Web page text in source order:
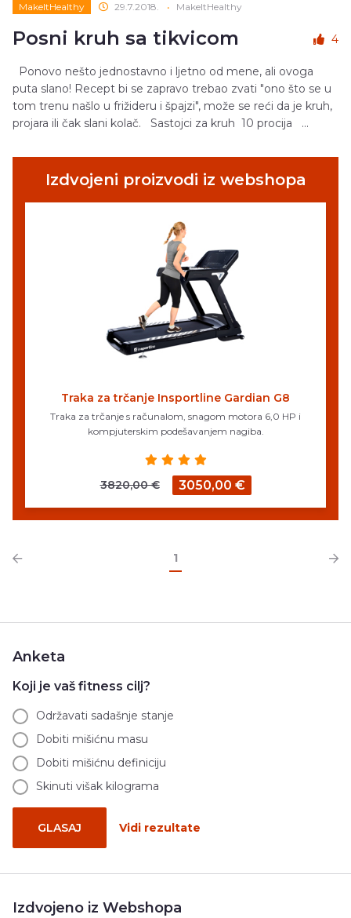
MakeItHealthy 29.7.2018. • MakeItHealthy
Posni kruh sa tikvicom 4
Ponovo nešto jednostavno i ljetno od mene, ali ovoga
puta slano! Recept bi se zapravo trebao zvati "ono što se u
tom trenu našlo u frižideru i špajzi", može se reći da je kruh,
projara ili čak slani kolač. Sastojci za kruh 10 procija ...
Izdvojeni proizvodi iz webshopa
Traka za trčanje Insportline Gardian G8
Traka za trčanje s računalom, snagom motora 6,0 HP i
kompjuterskim podešavanjem nagiba.
3820,00 € 3050,00 €
1
Anketa
Koji je vaš fitness cilj?
Održavati sadašnje stanje
Dobiti mišićnu masu
Dobiti mišićnu definiciju
Skinuti višak kilograma
GLASAJ Vidi rezultate
Izdvojeno iz Webshopa